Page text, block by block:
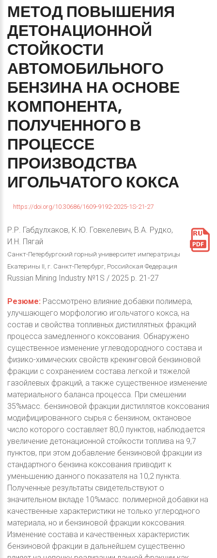
МЕТОД ПОВЫШЕНИЯ
ДЕТОНАЦИОННОЙ
СТОЙКОСТИ
АВТОМОБИЛЬНОГО
БЕНЗИНА НА ОСНОВЕ
КОМПОНЕНТА,
ПОЛУЧЕННОГО В
ПРОЦЕССЕ
ПРОИЗВОДСТВА
ИГОЛЬЧАТОГО КОКСА
https://doi.org/10.30686/1609-9192-2025-1S-21-27
Р.Р. Габдулхаков, К.Ю. Говкелевич, В.А. Рудко,
И.Н. Пягай
Санкт-Петербургский горный университет императрицы
Екатерины II, г. Санкт-Петербург, Российская Федерация
Russian Mining Industry №1S / 2025 p. 21-27
Резюме: Рассмотрено влияние добавки полимера,
улучшающего морфологию игольчатого кокса, на
состав и свойства топливных дистиллятных фракций
процесса замедленного коксования. Обнаружено
существенное изменение углеводородного состава и
физико-химических свойств крекинговой бензиновой
фракции с сохранением состава легкой и тяжелой
газойлевых фракций, а также существенное изменение
материального баланса процесса. При смешении
35%масс. бензиновой фракции дистиллятов коксования
модифицированного сырья с бензином, октановое
число которого составляет 80,0 пунктов, наблюдается
увеличение детонационной стойкости топлива на 9,7
пунктов, при этом добавление бензиновой фракции из
стандартного бензина коксования приводит к
уменьшению данного показателя на 10,2 пункта.
Полученные результаты свидетельствуют о
значительном вкладе 10%масс. полимерной добавки на
качественные характеристики не только углеродного
материала, но и бензиновой фракции коксования.
Изменение состава и качественных характеристик
бензиновой фракции в дальнейшем существенно